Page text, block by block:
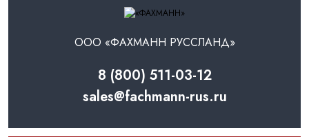
ООО «ФАХМАНН РУСCЛАНД»
8 (800) 511-03-12
sales@fachmann-rus.ru